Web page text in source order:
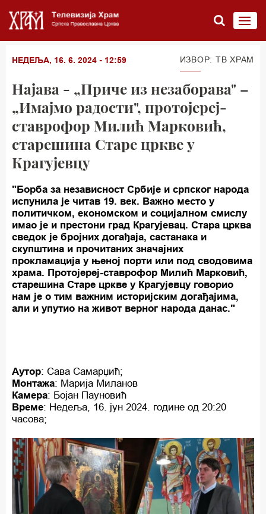
НЕДЕЉА, 16. 6. 2024 - 12:59 ИЗВОР: TВ ХРАМ
Најава - „Приче из незаборава" –
„Имајмо радости", протојереј-
ставрофор Милић Марковић,
старешина Старе цркве у
Крагујевцу
"Борба за независност Србије и српског народа
испунила је читав 19. век. Важно место у
политичком, економском и социјалном смислу
имао је и престони град Крагујевац. Стара црква
сведок је бројних догађаја, састанака и
скупштина и прочитаних значајних
прокламација у њеној порти или под сводовима
храма. Протојереј-ставрофор Милић Марковић,
старешина Старе цркве у Крагујевцу говорио
нам је о тим важним историјским догађајима,
али и упутио на живот верног народа данас."
Аутор: Сава Самарџић;
Монтажа: Марија Миланов
Камера: Бојан Пауновић
Време: Недеља, 16. јун 2024. године од 20:20
часова;